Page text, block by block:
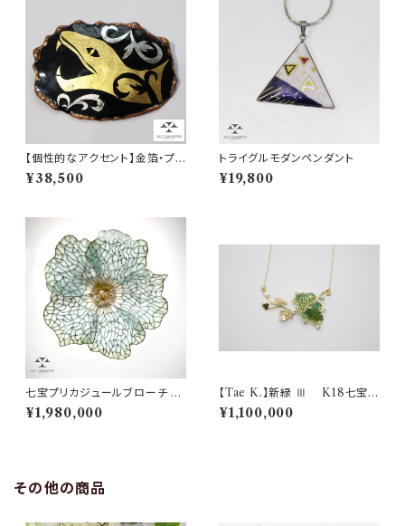
【個性的なアクセント】金箔・プラ
チナ箔七宝 ヘビのブローチ
¥38,500
トライグルモダンペンダント
¥19,800
七宝プリカジュールブローチ Br
ooch "Hibiscus" ハイビスカ
ス
¥1,980,000
【Tae K.】新緑 Ⅲ K18七宝プ
リカジュールペンダント(0.365
ct)
¥1,100,000
その他の商品